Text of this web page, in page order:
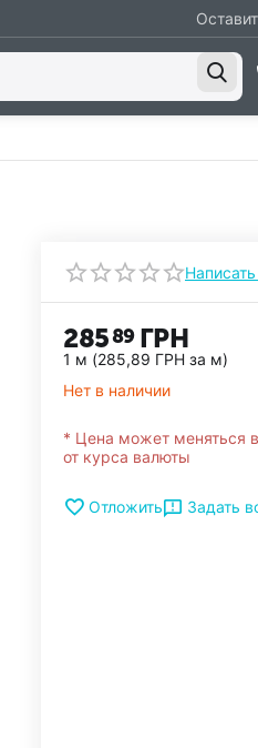
28589 ГРН
1 м (285,89 ГРН за м)
Нет в наличии
* Цена может меняться
от курса валюты
Отложить Задать